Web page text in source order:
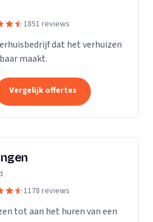
1851 reviews
dat het verhuizen
maakt.
Vergelijk offertes
1178 reviews
tot aan het huren van een